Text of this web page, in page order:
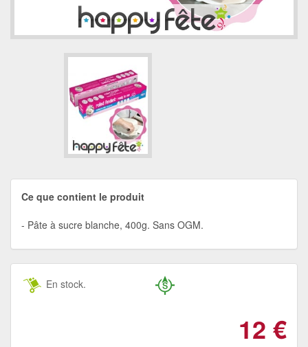
Ce que contient le produit
Pâte à sucre blanche, 400g. Sans OGM.
En stock.
12 €